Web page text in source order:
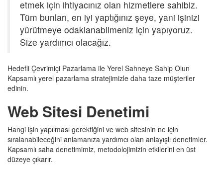
etmek için ihtiyacınız olan hizmetlere sahibiz.
Tüm bunları, en iyi yaptığınız şeye, yani işinizi
yürütmeye odaklanabilmeniz için yapıyoruz.
Size yardımcı olacağız.
Hedefli Çevrimiçi Pazarlama ile Yerel Sahneye Sahip Olun
Kapsamlı yerel pazarlama stratejimizle daha taze müşteriler
edinin.
Web Sitesi Denetimi
Hangi işin yapılması gerektiğini ve web sitesinin ne için
sıralanabileceğini anlamanıza yardımcı olan anlayışlı denetimler.
Kapsamlı saha denetimimiz, metodolojimizin etkilerini en üst
düzeye çıkarır.